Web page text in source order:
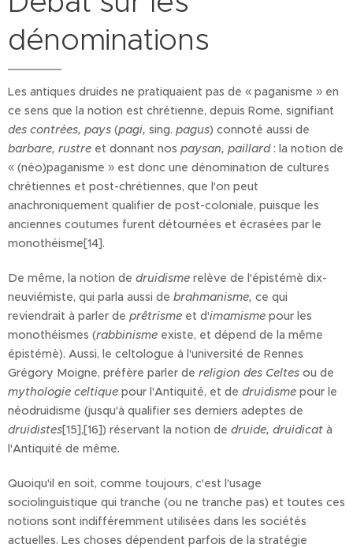
dénominations
Les antiques druides ne pratiquaient pas de « paganisme » en
ce sens que la notion est chrétienne, depuis Rome, signifiant
des contrées, pays (pagi, sing. pagus) connoté aussi de
barbare, rustre et donnant nos paysan, paillard: la notion de
« (néo)paganisme » est donc une dénomination de cultures
chrétiennes et post-chrétiennes, que l'on peut
anachroniquement qualifier de post-coloniale, puisque les
anciennes coutumes furent détournées et écrasées par le
monothéisme[14].
De même, la notion de druidisme relève de l'épistémè dix-
neuviémiste, qui parla aussi de brahmanisme, ce qui
reviendrait à parler de prêtrisme et d'imamisme pour les
monothéismes (rabbinisme existe, et dépend de la même
épistémè). Aussi, le celtologue à l'université de Rennes
Grégory Moigne, préfère parler de religion des Celtes ou de
mythologie celtique pour l'Antiquité, et de druidisme pour le
néodruidisme (jusqu'à qualifier ses derniers adeptes de
druidistes[15],[16]) réservant la notion de druide, druidicat à
l'Antiquité de même.
Quoiqu'il en soit, comme toujours, c'est l'usage
sociolinguistique qui tranche (ou ne tranche pas) et toutes ces
notions sont indifféremment utilisées dans les sociétés
actuelles. Les choses dépendent parfois de la stratégie